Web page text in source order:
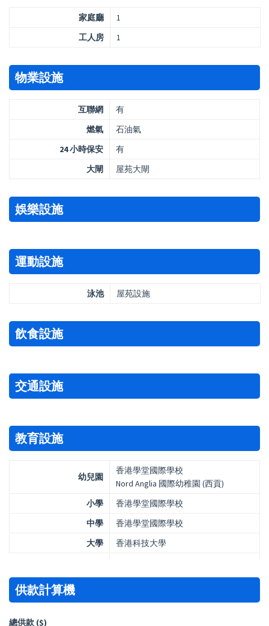
家庭廳
1
工人房
1
物業設施
互聯網
有
燃氣
石油氣
24 小時保安
有
大閘
屋苑大閘
娛樂設施
運動設施
泳池 屋苑設施
飲食設施
交通設施
教育設施
幼兒園
香港學堂國際學校
Nord Anglia 國際幼稚園 (西貢)
小學
香港學堂國際學校
中學
香港學堂國際學校
大學
香港科技大學
供款計算機
總供款 ($)